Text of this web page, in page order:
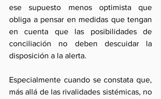
ese supuesto menos optimista que
obliga a pensar en medidas que tengan
en cuenta que las posibilidades de
conciliación no deben descuidar la
disposición a la alerta.
Especialmente cuando se constata que,
más allá de las rivalidades sistémicas, no